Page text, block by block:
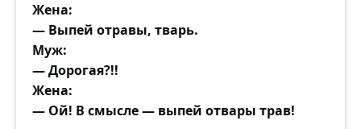
Жена:
— Выпей отравы, тварь.
Муж:
— Дорогая?!!
Жена:
— Ой! В смысле — выпей отвары трав!